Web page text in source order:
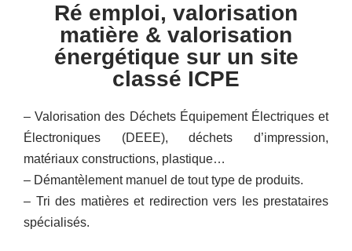
Ré emploi, valorisation
matière & valorisation
énergétique sur un site
classé ICPE
– Valorisation des Déchets Équipement Électriques et
Électroniques (DEEE), déchets d’impression,
matériaux constructions, plastique…
– Démantèlement manuel de tout type de produits.
– Tri des matières et redirection vers les prestataires
spécialisés.